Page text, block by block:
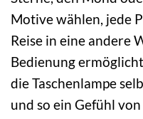
Motive wählen, jede
Reise in eine andere
Bedienung
die Taschenlampe
und so ein Gefühl